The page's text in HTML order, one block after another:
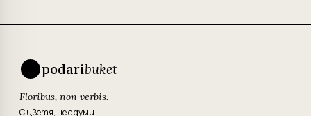
podaribuket
Floribus, non verbis.
С цветя, не с думи.